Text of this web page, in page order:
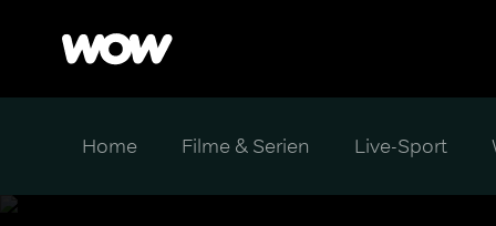
Home Filme & Serien Live-Sport